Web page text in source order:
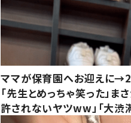
ママが保育園へお迎えに
「先生とめっちゃ笑った」ま
許されないヤツww」「大渋